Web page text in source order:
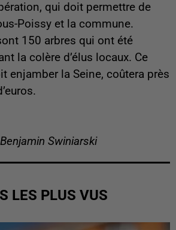
qui doit permettre de
Poissy et la commune.
150 arbres qui ont été
la colère d’élus locaux. Ce
enjamber la Seine, coûtera près
Swiniarski
LES PLUS VUS